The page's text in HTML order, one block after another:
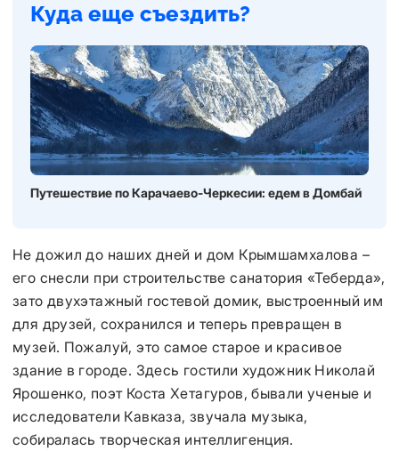
Куда еще съездить?
Путешествие по Карачаево-Черкесии: едем в Домбай
Не дожил до наших дней и дом Крымшамхалова –
его снесли при строительстве санатория «Теберда»,
зато двухэтажный гостевой домик, выстроенный им
для друзей, сохранился и теперь превращен в
музей. Пожалуй, это самое старое и красивое
здание в городе. Здесь гостили художник Николай
Ярошенко, поэт Коста Хетагуров, бывали ученые и
исследователи Кавказа, звучала музыка,
собиралась творческая интеллигенция.